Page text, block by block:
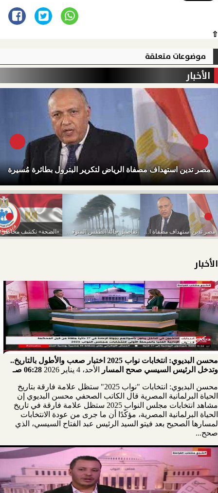
⇧
موضوعات متعلقة
الأخبار
مصر تدين استهداف مصفاة الرياض لتكرير البترول بطائرة مُسيرة
مصر تدين استهداف مصفاة الرياض لتكرير البترول بطائرة... تفاصيل حالة الطقس المتوقعة من اليوم حتى الخميس...
الأخبار
محسن البديوي: انتخابات نواب 2025 اختبار صعب والأطول بالتاريخ..
وتدخل الرئيس السيسي صحح المسار
الأحد، 4 يناير 2026 06:28 صـ
محسن البديوي: انتخابات "نواب 2025" ستظل علامة فارقة بتاريخ
الحياة البرلمانية المصرية قال الكاتب الصحفي محسن البديوي إن
مشاهد انتخابات مجلس النواب 2025 ستظل علامة فارقة في تاريخ
الحياة البرلمانية المصرية، مؤكّدًا أن ما جرى من عودة الانتخابات
لمسارها الصحيح بعد فيتو السيد الرئيس عبد الفتاح السيسي، الذي
صحح...